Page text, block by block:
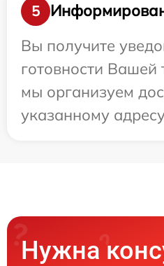
5
Вы получите
готовности Вашей
мы организуем
указанному
Нужна